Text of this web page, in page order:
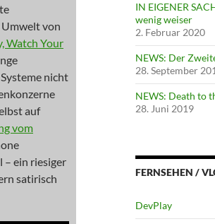
Umwelt von
Watch Your
nicht
auf
vom
– ein riesiger
satirisch
IN EIGENER
wenig weiser
2. Februar 2020
NEWS: Der
28. September
NEWS: Death to
28. Juni 2019
FERNSEHEN /
DevPlay